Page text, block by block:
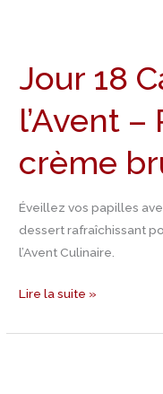
Jour 18
l’Avent
crème
Éveillez vos papilles
dessert rafraîchissant
l’Avent Culinaire.
Calendrier
de
l’Avent
Recette
crème
brûlée
passion
Lire la suite »